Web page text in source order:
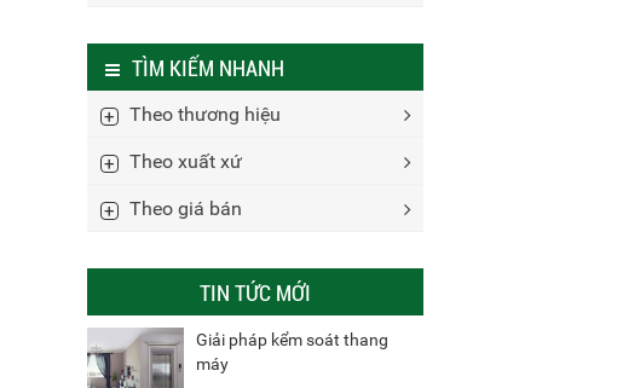
TÌM KIẾM NHANH
Theo thương hiệu
Theo xuất xứ
Theo giá bán
TIN TỨC MỚI
Giải pháp kểm soát thang
máy